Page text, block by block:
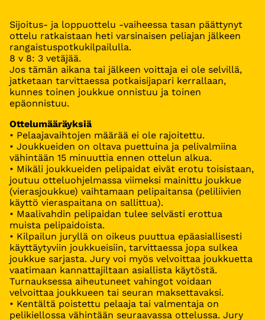
Sijoitus- ja loppuottelu -vaiheessa tasan päättynyt
ottelu ratkaistaan heti varsinaisen peliajan jälkeen
rangaistuspotkukilpailulla.
8 v 8: 3 vetäjää.
Jos tämän aikana tai jälkeen voittaja ei ole selvillä,
jatketaan tarvittaessa potkaisijapari kerrallaan,
kunnes toinen joukkue onnistuu ja toinen
epäonnistuu.
Ottelumääräyksiä
• Pelaajavaihtojen määrää ei ole rajoitettu.
• Joukkueiden on oltava puettuina ja pelivalmiina
vähintään 15 minuuttia ennen ottelun alkua.
• Mikäli joukkueiden pelipaidat eivät erotu toisistaan,
joutuu otteluohjelmassa viimeksi mainittu joukkue
(vierasjoukkue) vaihtamaan pelipaitansa (peliliivien
käyttö vieraspaitana on sallittua).
• Maalivahdin pelipaidan tulee selvästi erottua
muista pelipaidoista.
• Kilpailun juryllä on oikeus puuttua epäasiallisesti
käyttäytyviin joukkueisiin, tarvittaessa jopa sulkea
joukkue sarjasta. Jury voi myös velvoittaa joukkuetta
vaatimaan kannattajiltaan asiallista käytöstä.
Turnauksessa aiheutuneet vahingot voidaan
velvoittaa joukkueen tai seuran maksettavaksi.
• Kentältä poistettu pelaaja tai valmentaja on
pelikiellossa vähintään seuraavassa ottelussa. Jury